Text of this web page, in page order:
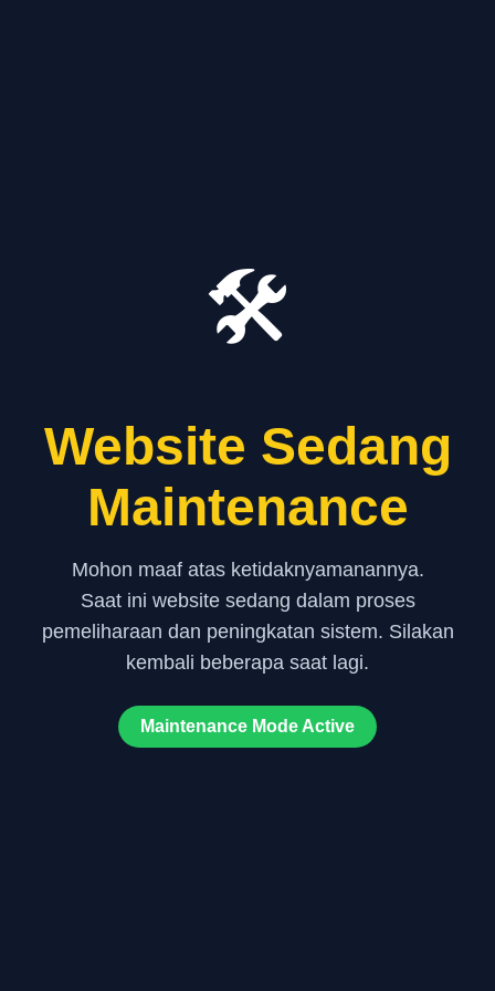
🛠️
Website Sedang
Maintenance
Mohon maaf atas ketidaknyamanannya.
Saat ini website sedang dalam proses
pemeliharaan dan peningkatan sistem. Silakan
kembali beberapa saat lagi.
Maintenance Mode Active